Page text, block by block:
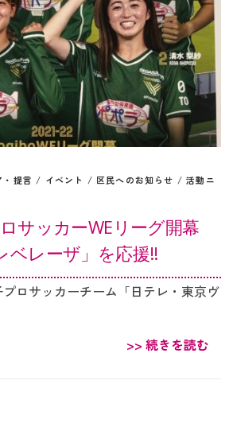
・提言 / イベント / 区民へのお知らせ /活動ニ
サッカーWEリーグ開幕
ベレーザ」を応援‼︎
ロサッカーチーム「日テレ・東京ヴ
>> 続きを読む